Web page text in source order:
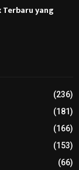
yang
(236)
(181)
(166)
(153)
(66)